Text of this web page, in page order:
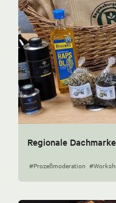
Regionale
#Prozeßmoderation